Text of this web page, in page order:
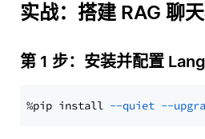
实战：搭建 RAG 聊
第 1 步：安装并配置
%pip install --quiet --